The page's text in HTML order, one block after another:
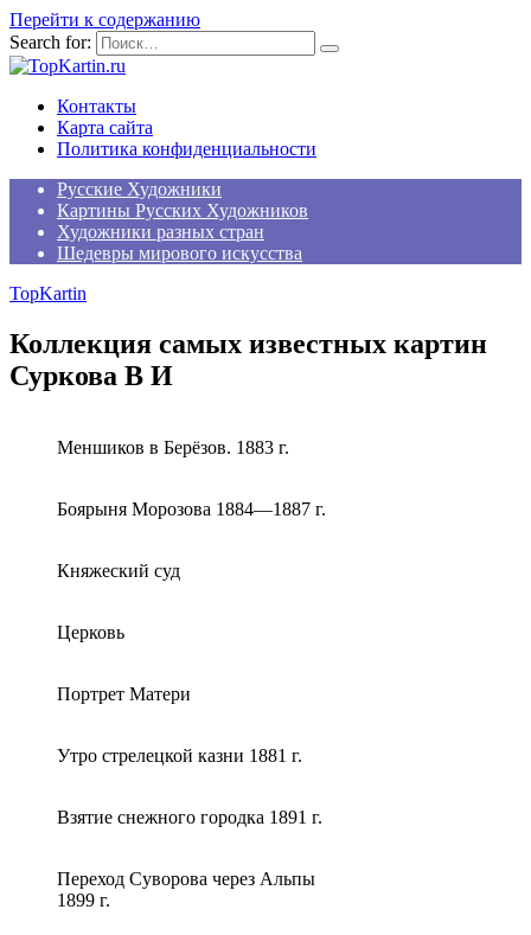
Перейти к содержанию
Search for:
Контакты
Карта сайта
Политика конфиденциальности
Русские Художники
Картины Русских Художников
Художники разных стран
Шедевры мирового искусства
TopKartin
Коллекция самых известных картин
Суркова В И
Меншиков в Берёзов. 1883 г.
Боярыня Морозова 1884—1887 г.
Княжеский суд
Церковь
Портрет Матери
Утро стрелецкой казни 1881 г.
Взятие снежного городка 1891 г.
Переход Суворова через Альпы
1899 г.